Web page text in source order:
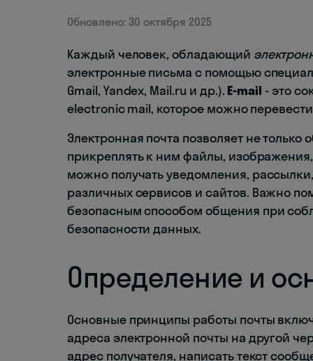
Обновлено: 30 октября 2025
Каждый человек, обладающий
электронные письма с помощью
Gmail, Yandex, Mail.ru и др.). E-mail - это
electronic mail, которое можно
Электронная почта позволяет не
прикреплять к ним файлы,
можно получать уведомления,
различных сервисов и сайтов. Важно
безопасным способом общения при
безопасности данных.
Определение и
Основные принципы работы почты
адреса электронной почты на другой
адрес получателя, написать текст